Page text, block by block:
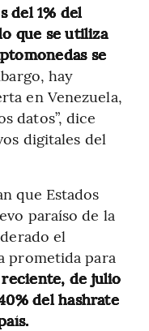
del 1% del
que se utiliza
se
hay
en Venezuela,
datos”, dice
digitales del
que Estados
paraíso de la
el
prometida para
de julio
del hashrate